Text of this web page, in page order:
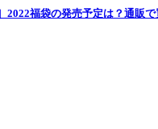
2022福袋の発売予定は？通販